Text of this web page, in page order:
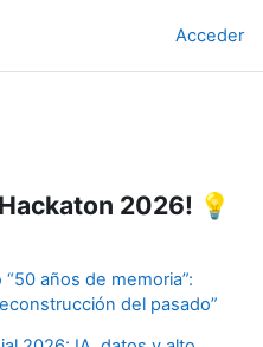
Acceder
2026! 💡
años de memoria”:
del pasado”